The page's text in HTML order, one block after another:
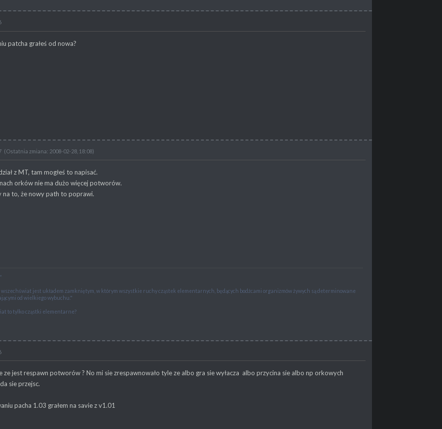
patcha grałeś od nowa?
(Ostatnia zmiana: 2008-02-28, 18:08)
z MT, tam mogłeś to napisać.
orków nie ma dużo więcej potworów.
na to, że nowy path to poprawi.
wszechświat jest układem zamkniętym, w którym wszystkie ruchy cząstek elementarnych, będących bodźcami organizmów żywych są determinowane
od wielkiego wybuchu."
to tylko cząstki elementarne?
ze jest respawn potworów ? No mi sie zrespawnowało tyle ze albo gra sie wyłacza albo przycina sie albo np orkowych
sie przejsc.
pacha 1.03 grałem na savie z v1.01